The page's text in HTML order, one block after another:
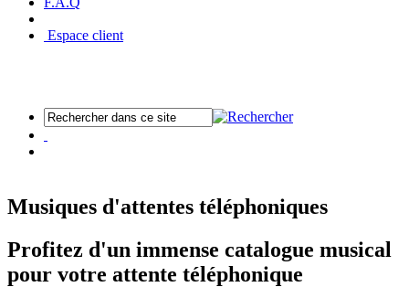
Espace client
Musiques d'attentes téléphoniques
Profitez d'un immense catalogue musical
pour votre attente téléphonique